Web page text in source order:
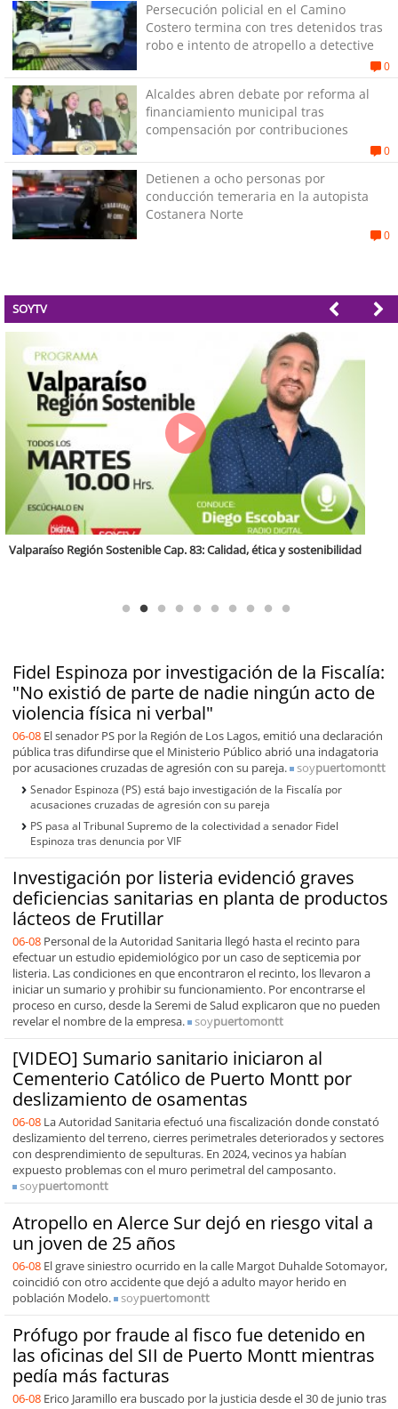
Persecución policial en el Camino
Costero termina con tres detenidos tras
robo e intento de atropello a detective
0
Alcaldes abren debate por reforma al
financiamiento municipal tras
compensación por contribuciones
0
Detienen a ocho personas por
conducción temeraria en la autopista
Costanera Norte
0
SOYTV
Fidel Espinoza por investigación de la Fiscalía:
"No existió de parte de nadie ningún acto de
violencia física ni verbal"
06-08 El senador PS por la Región de Los Lagos, emitió una declaración
pública tras difundirse que el Ministerio Público abrió una indagatoria
por acusaciones cruzadas de agresión con su pareja.
soypuertomontt
Senador Espinoza (PS) está bajo investigación de la Fiscalía por
acusaciones cruzadas de agresión con su pareja
PS pasa al Tribunal Supremo de la colectividad a senador Fidel
Espinoza tras denuncia por VIF
Investigación por listeria evidenció graves
deficiencias sanitarias en planta de productos
lácteos de Frutillar
06-08 Personal de la Autoridad Sanitaria llegó hasta el recinto para
efectuar un estudio epidemiológico por un caso de septicemia por
listeria. Las condiciones en que encontraron el recinto, los llevaron a
iniciar un sumario y prohibir su funcionamiento. Por encontrarse el
proceso en curso, desde la Seremi de Salud explicaron que no pueden
revelar el nombre de la empresa.
soypuertomontt
[VIDEO] Sumario sanitario iniciaron al
Cementerio Católico de Puerto Montt por
deslizamiento de osamentas
06-08 La Autoridad Sanitaria efectuó una fiscalización donde constató
deslizamiento del terreno, cierres perimetrales deteriorados y sectores
con desprendimiento de sepulturas. En 2024, vecinos ya habían
expuesto problemas con el muro perimetral del camposanto.
soypuertomontt
Atropello en Alerce Sur dejó en riesgo vital a
un joven de 25 años
06-08 El grave siniestro ocurrido en la calle Margot Duhalde Sotomayor,
coincidió con otro accidente que dejó a adulto mayor herido en
población Modelo.
soypuertomontt
Prófugo por fraude al fisco fue detenido en
las oficinas del SII de Puerto Montt mientras
pedía más facturas
06-08 Erico Jaramillo era buscado por la justicia desde el 30 de junio tras